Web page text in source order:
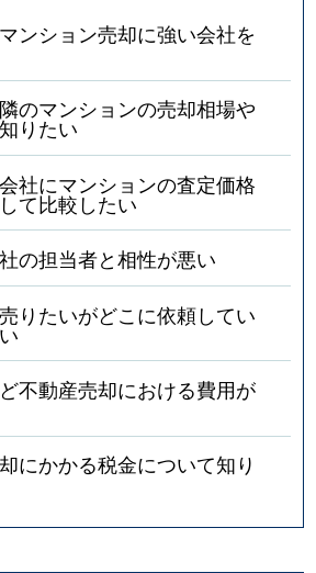
ンション売却に強い会社を
のマンションの売却相場や
りたい
社にマンションの査定価格
て比較したい
の担当者と相性が悪い
りたいがどこに依頼してい
不動産売却における費用が
にかかる税金について知り